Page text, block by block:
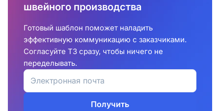
швейного производства
Готовый шаблон поможет наладить
эффективную коммуникацию с заказчиками.
Согласуйте ТЗ сразу, чтобы ничего не
переделывать.
Получить